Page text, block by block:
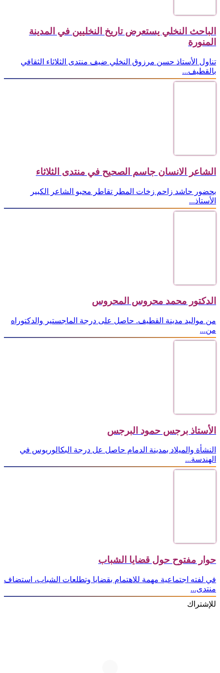
الباحث النخلي يستعرض تاريخ النخليين في المدينة
المنورة
تناول الأستاذ حسن مرزوق النخلي ضيف منتدى الثلاثاء الثقافي
بالقطيف...
الشاعر الانسان جاسم الصحيح في منتدى الثلاثاء
بحضور حاشد زاحم زخات المطر تقاطر محبو الشاعر الكبير
الأستاذ...
الدكتور محمد محروس المحروس
من مواليد مدينة القطيف. حاصل على درجة الماجستير والدكتوراه
من...
الأستاذ برجس حمود البرجس
النشأة والميلاد بمدينة الدمام حاصل عل درجة البكالوريوس في
الهندسة...
حوار مفتوح حول قضايا الشباب
في لفته اجتماعية مهمة للاهتمام بقضايا وتطلعات الشباب، استضاف
منتدى...
للإشتراك